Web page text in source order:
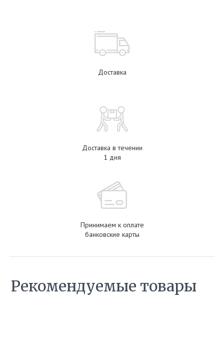
Доставка
Доставка в течении
1 дня
Принимаем к оплате
банковские карты
Рекомендуемые товары